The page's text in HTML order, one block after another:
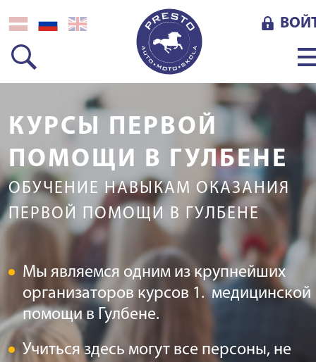
КУРСЫ ПЕРВОЙ
ПОМОЩИ В ГУЛБЕНЕ
ОБУЧЕНИЕ НАВЫКАМ ОКАЗАНИЯ
ПЕРВОЙ ПОМОЩИ В ГУЛБЕНЕ
Мы являемся одним из крупнейших
организаторов курсов 1. медицинской
помощи в Гулбене.
Учиться здесь могут все персоны, не